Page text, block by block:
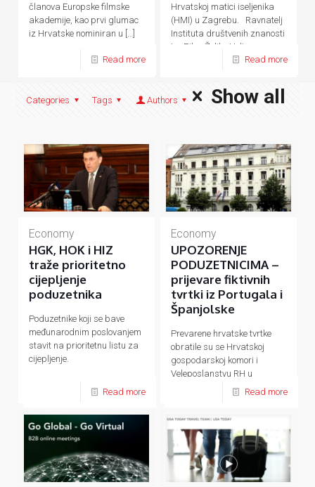
članova Europske filmske
akademije, kao prvi glumac
iz Hrvatske nominiran u […]
Read more
Hrvatskoj matici iseljenika
(HMI) u Zagrebu. Ravnatelj
Instituta društvenih znanosti
Ivo Pilar Željko Holjevac
istaknuo je da je[…]Read more
Categories Tags Authors Show all
Economy
HGK, HOK i HIZ
traže prioritetno
cijepljenje
poduzetnika
Poduzetnike koji se bave
međunarodnim poslovanjem
stavit na prioritetnu listu za
cijepljenje.
Read more
Economy
UPOZORENJE
PODUZETNICIMA –
prijevare fiktivnih
tvrtki iz Portugala i
Španjolske
Prevarene hrvatske tvrtke
obratile su se Hrvatskoj
gospodarskoj komori i
Veleposlanstvu RH u
Read more